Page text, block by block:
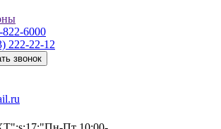
6000
222-22-12
звонок